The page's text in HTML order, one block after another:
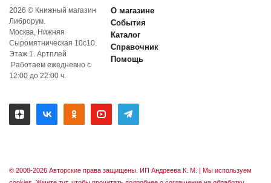
2026 © Книжный магазин
Либрорум.
Москва, Нижняя
Сыромятническая 10с10.
Этаж 1. Артплей
Работаем ежедневно с
12:00 до 22:00 ч.
О магазине
События
Каталог
Справочник
Помощь
© 2008-2026 Авторские права защищены. ИП Андреева К. М. | Мы используем